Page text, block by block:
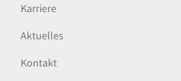
Karriere
Aktuelles
Kontakt